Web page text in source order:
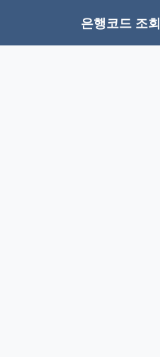
은행코드 조회